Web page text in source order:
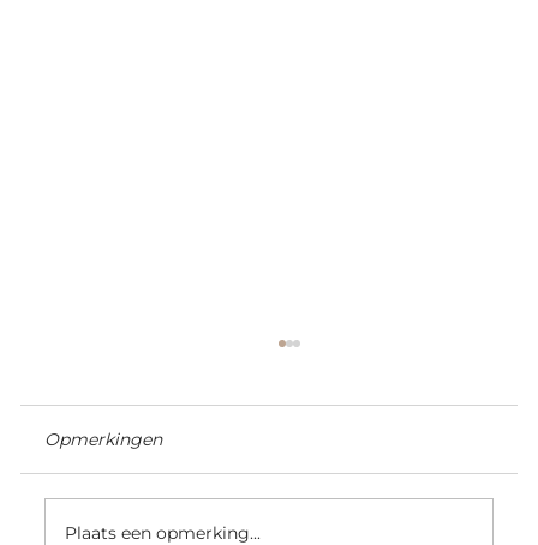
Opmerkingen
Plaats een opmerking...